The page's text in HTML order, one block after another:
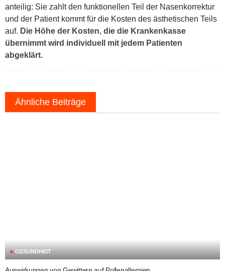
anteilig: Sie zahlt den funktionellen Teil der Nasenkorrektur
und der Patient kommt für die Kosten des ästhetischen Teils
auf. Die Höhe der Kosten, die die Krankenkasse
übernimmt wird individuell mit jedem Patienten
abgeklärt.
Ähnliche Beiträge
GESUNDHEIT